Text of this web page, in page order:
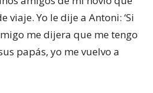
viaje. Yo le dije a Antoni: ‘Si
me dijera que me tengo
papás, yo me vuelvo a